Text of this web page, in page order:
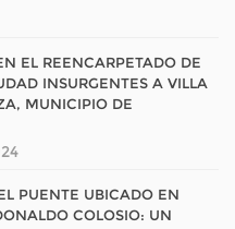
EL REENCARPETADO DE
INSURGENTES A VILLA
MUNICIPIO DE
PUENTE UBICADO EN
COLOSIO: UN